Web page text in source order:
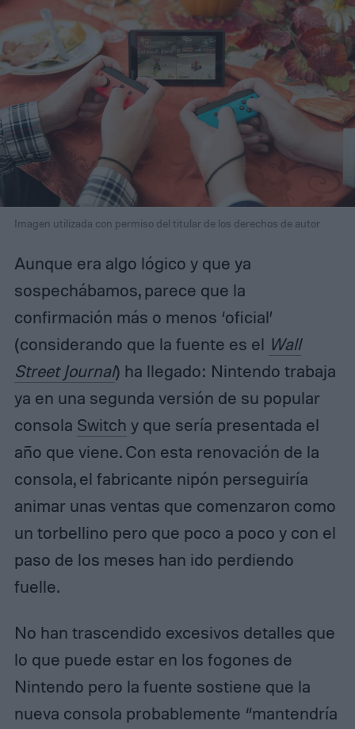
Imagen utilizada con permiso del titular de los derechos de autor
Aunque era algo lógico y que ya
sospechábamos, parece que la
confirmación más o menos ‘oficial’
(considerando que la fuente es el Wall
Street Journal) ha llegado: Nintendo trabaja
ya en una segunda versión de su popular
consola Switch y que sería presentada el
año que viene. Con esta renovación de la
consola, el fabricante nipón perseguiría
animar unas ventas que comenzaron como
un torbellino pero que poco a poco y con el
paso de los meses han ido perdiendo
fuelle.
No han trascendido excesivos detalles que
lo que puede estar en los fogones de
Nintendo pero la fuente sostiene que la
nueva consola probablemente “mantendría